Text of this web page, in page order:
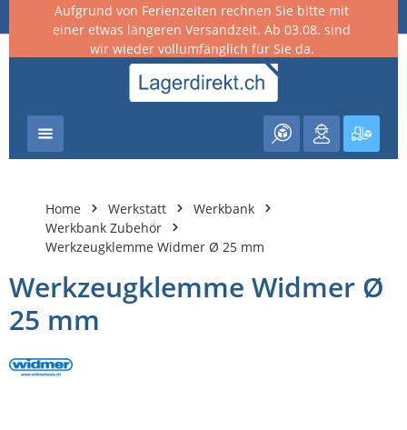
springen
Aufgrund von Ferienzeiten rechnen Sie bitte mit
einer etwas längeren Versandzeit. Ab 03.08. sind
wir wieder vollumfänglich für Sie da.
Home Werkstatt
Werkbank
Werkbank Zubehör
Werkzeugklemme Widmer Ø 25 mm
Werkzeugklemme Widmer Ø
25 mm